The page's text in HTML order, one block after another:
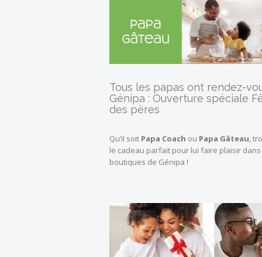
Tous les papas ont rendez-
Génipa : Ouverture spéciale
des pères
Qu’il soit Papa Coach ou Papa Gâteau,
le cadeau parfait pour lui faire plaisir
boutiques de Génipa !